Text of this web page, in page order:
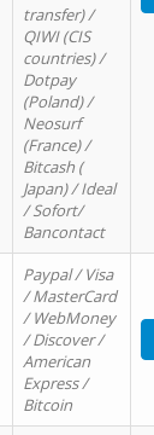
transfer) /
QIWI (CIS
countries) /
Dotpay
(Poland) /
Neosurf
(France) /
Bitcash (
Japan) / Ideal
/ Sofort/
Bancontact
Paypal / Visa
/ MasterCard
/ WebMoney
/ Discover /
American
Express /
Bitcoin